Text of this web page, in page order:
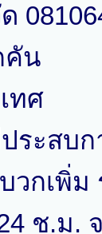
คัน
ทศ
ระสบ
วกเพิ่ม
ช.ม.